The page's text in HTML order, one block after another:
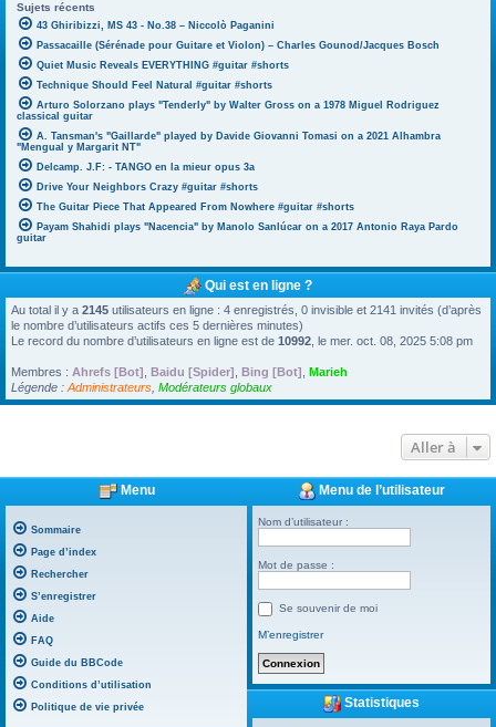
Sujets récents
43 Ghiribizzi, MS 43 - No.38 – Niccolò Paganini
Passacaille (Sérénade pour Guitare et Violon) – Charles Gounod/Jacques Bosch
Quiet Music Reveals EVERYTHING #guitar #shorts
Technique Should Feel Natural #guitar #shorts
Arturo Solorzano plays "Tenderly" by Walter Gross on a 1978 Miguel Rodriguez
classical guitar
A. Tansman's "Gaillarde" played by Davide Giovanni Tomasi on a 2021 Alhambra
"Mengual y Margarit NT"
Delcamp. J.F: - TANGO en la mieur opus 3a
Drive Your Neighbors Crazy #guitar #shorts
The Guitar Piece That Appeared From Nowhere #guitar #shorts
Payam Shahidi plays "Nacencia" by Manolo Sanlúcar on a 2017 Antonio Raya Pardo
guitar
Qui est en ligne ?
Au total il y a 2145 utilisateurs en ligne : 4 enregistrés, 0 invisible et 2141 invités (d’après
le nombre d’utilisateurs actifs ces 5 dernières minutes)
Le record du nombre d’utilisateurs en ligne est de 10992 , le mer. oct. 08, 2025 5:08 pm
Membres : Ahrefs [Bot] Baidu [Spider] Bing [Bot]
Marieh
Légende : Administrateurs Modérateurs globaux
Aller à
Menu
Sommaire
Page d’index
Rechercher
S’enregistrer
Aide
FAQ
Guide du BBCode
Conditions d’utilisation
Politique de vie privée
Menu de l’utilisateur
Nom d’utilisateur :
Mot de passe :
Se souvenir de moi
M’enregistrer
Statistiques